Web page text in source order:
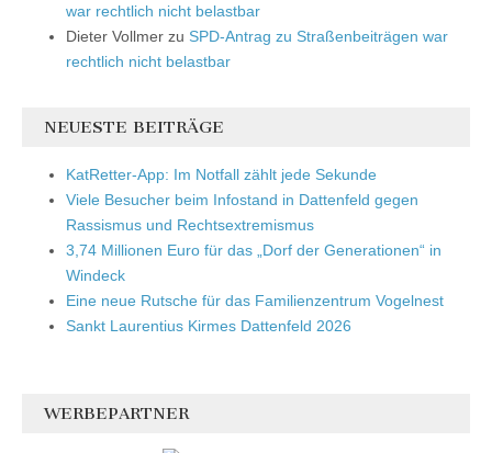
war rechtlich nicht belastbar
Dieter Vollmer zu SPD-Antrag zu Straßenbeiträgen war
rechtlich nicht belastbar
NEUESTE BEITRÄGE
KatRetter-App: Im Notfall zählt jede Sekunde
Viele Besucher beim Infostand in Dattenfeld gegen
Rassismus und Rechtsextremismus
3,74 Millionen Euro für das „Dorf der Generationen“ in
Windeck
Eine neue Rutsche für das Familienzentrum Vogelnest
Sankt Laurentius Kirmes Dattenfeld 2026
WERBEPARTNER